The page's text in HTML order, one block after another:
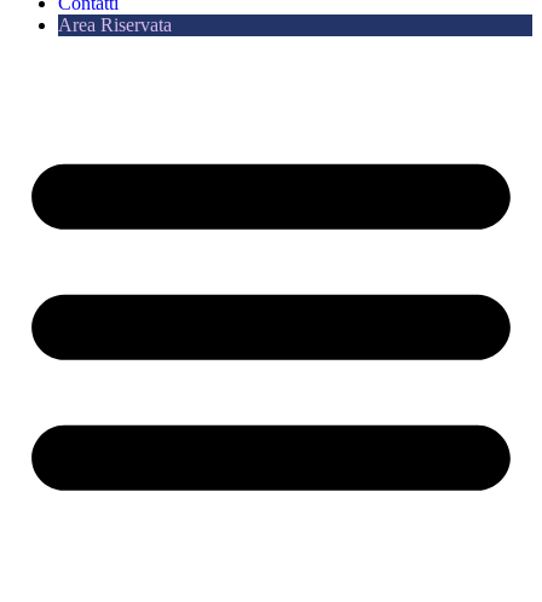
Area Riservata